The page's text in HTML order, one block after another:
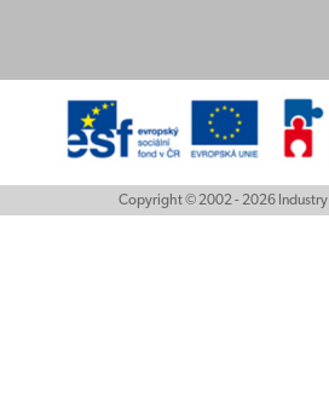
Copyright © 2002 - 2026 Industry